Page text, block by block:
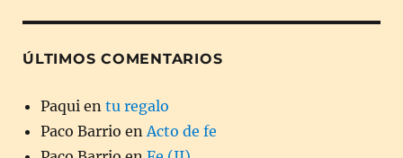
ÚLTIMOS COMENTARIOS
Paqui en tu regalo
Paco Barrio en Acto de fe